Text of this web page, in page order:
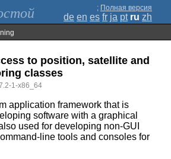
; Полная версия
de en es fr ja pt ru zh
to position, satellite and
classes
1-x86_64
application framework that is
software with a graphical
used for developing non-GUI
line tools and consoles for